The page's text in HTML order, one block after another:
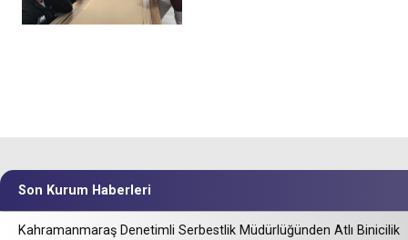
Son Kurum Haberleri
Kahramanmaraş Denetimli Serbestlik Müdürlüğünden Atlı Binicilik